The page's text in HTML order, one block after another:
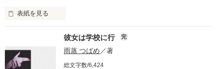
表紙を見る
彼女は学校に行 完
雨蒸 つばめ ／著
総文字数/6,424